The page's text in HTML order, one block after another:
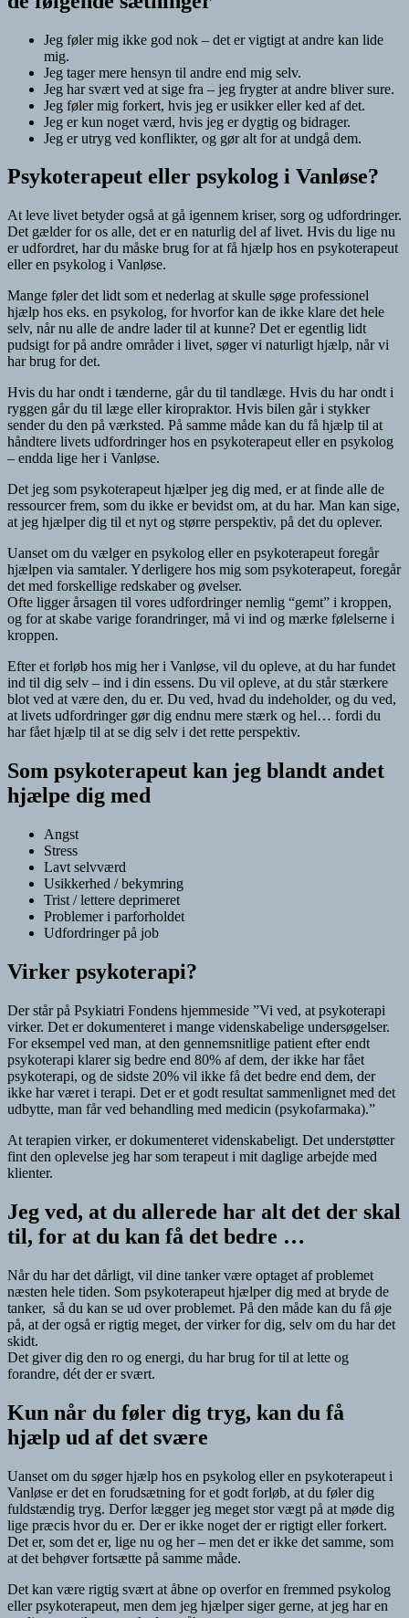
Jeg føler mig ikke god nok – det er vigtigt at andre kan lide
mig.
Jeg tager mere hensyn til andre end mig selv.
Jeg har svært ved at sige fra – jeg frygter at andre bliver sure.
Jeg føler mig forkert, hvis jeg er usikker eller ked af det.
Jeg er kun noget værd, hvis jeg er dygtig og bidrager.
Jeg er utryg ved konflikter, og gør alt for at undgå dem.
Psykoterapeut eller psykolog i Vanløse?
At leve livet betyder også at gå igennem kriser, sorg og udfordringer.
Det gælder for os alle, det er en naturlig del af livet. Hvis du lige nu
er udfordret, har du måske brug for at få hjælp hos en psykoterapeut
eller en psykolog i Vanløse.
Mange føler det lidt som et nederlag at skulle søge professionel
hjælp hos eks. en psykolog, for hvorfor kan de ikke klare det hele
selv, når nu alle de andre lader til at kunne? Det er egentlig lidt
pudsigt for på andre områder i livet, søger vi naturligt hjælp, når vi
har brug for det.
Hvis du har ondt i tænderne, går du til tandlæge. Hvis du har ondt i
ryggen går du til læge eller kiropraktor. Hvis bilen går i stykker
sender du den på værksted. På samme måde kan du få hjælp til at
håndtere livets udfordringer hos en psykoterapeut eller en psykolog
– endda lige her i Vanløse.
Det jeg som psykoterapeut hjælper jeg dig med, er at finde alle de
ressourcer frem, som du ikke er bevidst om, at du har. Man kan sige,
at jeg hjælper dig til et nyt og større perspektiv, på det du oplever.
Uanset om du vælger en psykolog eller en psykoterapeut foregår
hjælpen via samtaler. Yderligere hos mig som psykoterapeut, foregår
det med forskellige redskaber og øvelser.
Ofte ligger årsagen til vores udfordringer nemlig “gemt” i kroppen,
og for at skabe varige forandringer, må vi ind og mærke følelserne i
kroppen.
Efter et forløb hos mig her i Vanløse, vil du opleve, at du har fundet
ind til dig selv – ind i din essens. Du vil opleve, at du står stærkere
blot ved at være den, du er. Du ved, hvad du indeholder, og du ved,
at livets udfordringer gør dig endnu mere stærk og hel… fordi du
har fået hjælp til at se dig selv i det rette perspektiv.
Som psykoterapeut kan jeg blandt andet
hjælpe dig med
Angst
Stress
Lavt selvværd
Usikkerhed / bekymring
Trist / lettere deprimeret
Problemer i parforholdet
Udfordringer på job
Virker psykoterapi?
Der står på Psykiatri Fondens hjemmeside ”Vi ved, at psykoterapi
virker. Det er dokumenteret i mange videnskabelige undersøgelser.
For eksempel ved man, at den gennemsnitlige patient efter endt
psykoterapi klarer sig bedre end 80% af dem, der ikke har fået
psykoterapi, og de sidste 20% vil ikke få det bedre end dem, der
ikke har været i terapi. Det er et godt resultat sammenlignet med det
udbytte, man får ved behandling med medicin (psykofarmaka).”
At terapien virker, er dokumenteret videnskabeligt. Det understøtter
fint den oplevelse jeg har som terapeut i mit daglige arbejde med
klienter.
Jeg ved, at du allerede har alt det der skal
til, for at du kan få det bedre …
Når du har det dårligt, vil dine tanker være optaget af problemet
næsten hele tiden. Som psykoterapeut hjælper dig med at bryde de
tanker, så du kan se ud over problemet. På den måde kan du få øje
på, at der også er rigtig meget, der virker for dig, selv om du har det
skidt.
Det giver dig den ro og energi, du har brug for til at lette og
forandre, dét der er svært.
Kun når du føler dig tryg, kan du få
hjælp ud af det svære
Uanset om du søger hjælp hos en psykolog eller en psykoterapeut i
Vanløse er det en forudsætning for et godt forløb, at du føler dig
fuldstændig tryg. Derfor lægger jeg meget stor vægt på at møde dig
lige præcis hvor du er. Der er ikke noget der er rigtigt eller forkert.
Det er, som det er, lige nu og her – men det er ikke det samme, som
at det behøver fortsætte på samme måde.
Det kan være rigtig svært at åbne op overfor en fremmed psykolog
eller psykoterapeut, men dem jeg hjælper siger gerne, at jeg har en